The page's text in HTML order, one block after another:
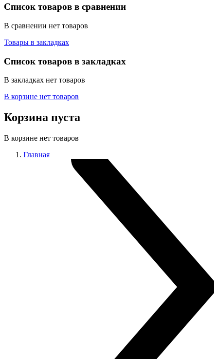
Список товаров в сравнении
В сравнении нет товаров
Товары в закладках
Список товаров в закладках
В закладках нет товаров
В корзине нет товаров
Корзина пуста
В корзине нет товаров
Главная